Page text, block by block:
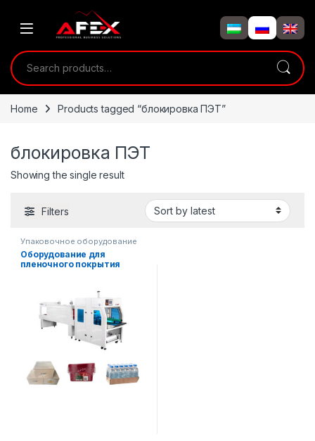
Search for:
Home Products tagged “блокировка ПЭТ”
блокировка ПЭТ
Showing the single result
Filters
Упаковочное оборудование
Оборудование для
пленочного покрытия